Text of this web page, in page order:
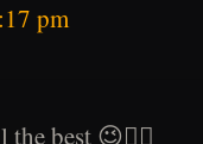
pm
best 😉👍🏻